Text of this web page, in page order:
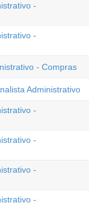
-
-
- Compras
Administrativo
-
-
-
-